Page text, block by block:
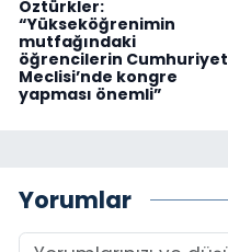
Öztürkler:
“Yükseköğrenimin
mutfağındaki
öğrencilerin Cumhuriyet
Meclisi’nde kongre
yapması önemli”
Yorumlar